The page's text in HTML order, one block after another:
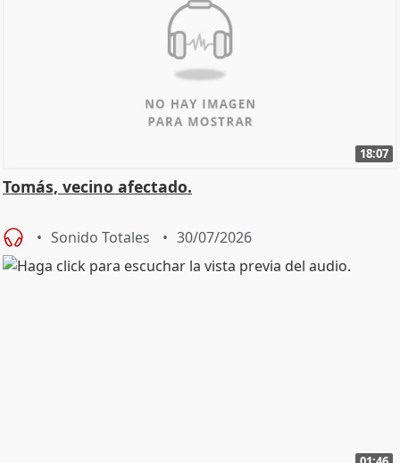
18:07
Tomás, vecino afectado.
Sonido Totales 30/07/2026